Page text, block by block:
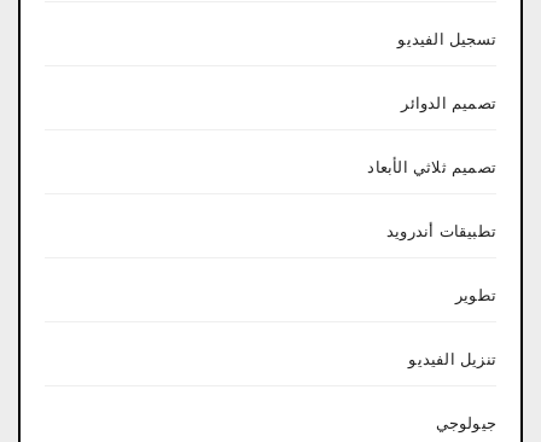
تسجيل الفيديو
تصميم الدوائر
تصميم ثلاثي الأبعاد
تطبيقات أندرويد
تطوير
تنزيل الفيديو
جيولوجي